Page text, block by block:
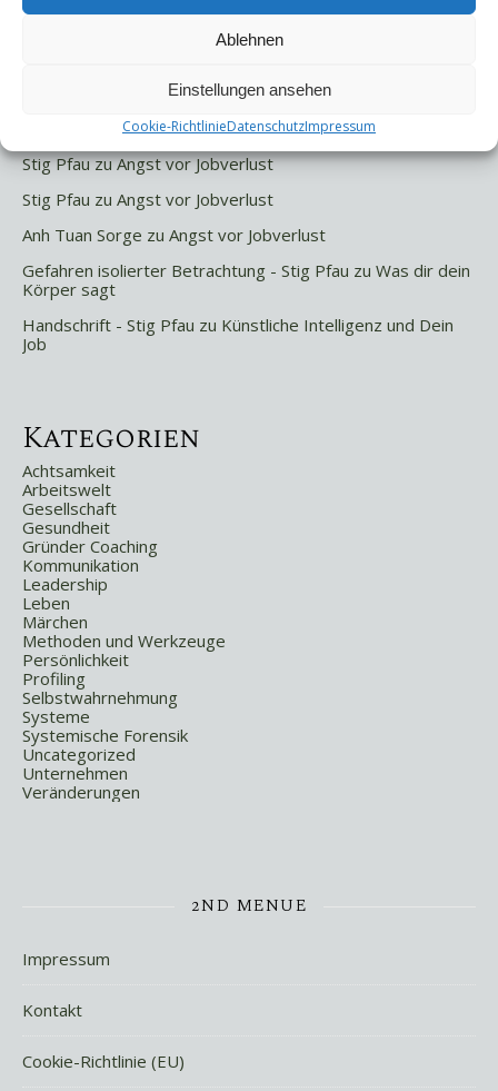
Ablehnen
Einstellungen ansehen
Cookie-RichtlinieDatenschutzImpressum
Trigger und Glimmer
Letzte Kommentare
Stig PfauzuAngst vor Jobverlust
Stig Pfau zu Angst vor Jobverlust
Anh Tuan Sorge zu Angst vor Jobverlust
Gefahren isolierter Betrachtung - Stig Pfau zu Was dir dein
Körper sagt
Handschrift - Stig Pfau zu Künstliche Intelligenz und Dein
Job
Kategorien
Achtsamkeit
Arbeitswelt
Gesellschaft
Gesundheit
Gründer Coaching
Kommunikation
Leadership
Leben
Märchen
Methoden und Werkzeuge
Persönlichkeit
Profiling
Selbstwahrnehmung
Systeme
Systemische Forensik
Uncategorized
Unternehmen
Veränderungen
2ND MENUE
Impressum
Kontakt
Cookie-Richtlinie (EU)